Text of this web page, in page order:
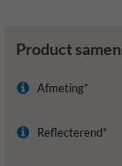
Product
Afmeting*
Reflecterend*